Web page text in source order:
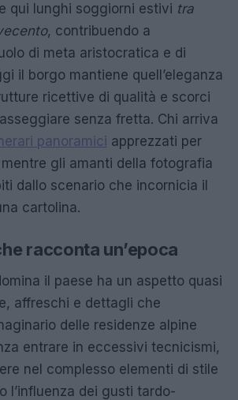
qui lunghi soggiorni estivi tra
, contribuendo a
di meta aristocratica e di
il borgo mantiene quell’eleganza
ricettive di qualità e scorci
senza fretta. Chi arriva
panoramici apprezzati per
gli amanti della fotografia
dallo scenario che incornicia il
cartolina.
racconta un’epoca
il paese ha un aspetto quasi
affreschi e dettagli che
delle residenze alpine
entrare in eccessivi tecnicismi,
nel complesso elementi di stile
l’influenza dei gusti tardo-